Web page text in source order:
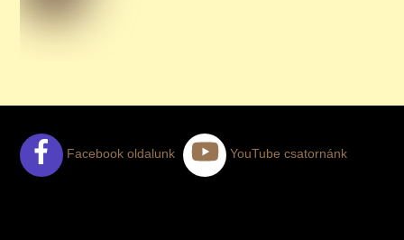
Facebook oldalunk YouTube csatornánk